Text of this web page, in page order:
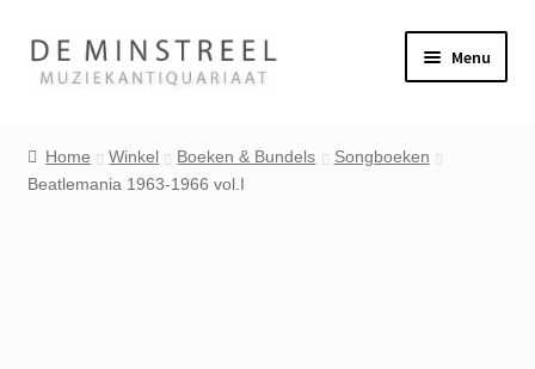
Ga
door
Ga
naar
Menu
Contact
Home Winkel Boeken & Bundels
Songboeken
Beatlemania 1963-1966 vol.I